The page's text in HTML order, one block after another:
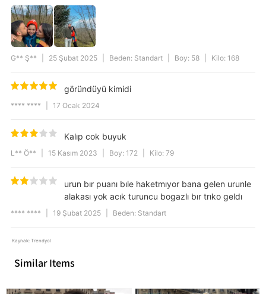
G** Ş** 25 Şubat 2025 Beden: Standart Boy: 58 Kilo: 168
göründüyü kimidi
**** **** 17 Ocak 2024
Kalıp cok buyuk
L** Ö** 15 Kasım 2023 Boy: 172 Kilo: 79
urun bır puanı bıle haketmıyor bana gelen urunle
alakası yok acık turuncu bogazlı bır trıko geldı
**** **** 19 Şubat 2025 Beden: Standart
Kaynak: Trendyol
Similar Items